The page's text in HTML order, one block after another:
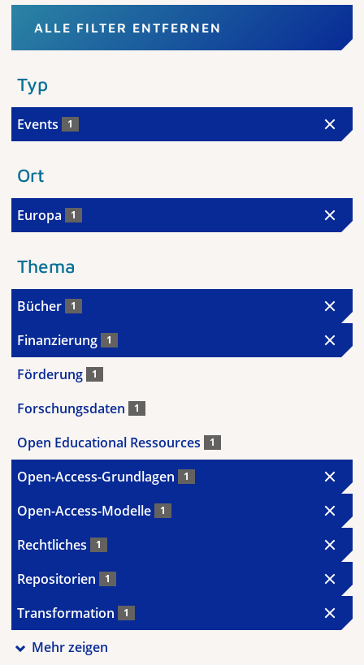
ALLE FILTER ENTFERNEN
Typ
Events 1
Ort
Europa 1
Thema
Bücher 1
Finanzierung 1
Förderung 1
Forschungsdaten 1
Open Educational Ressources 1
Open-Access-Grundlagen 1
Open-Access-Modelle 1
Rechtliches 1
Repositorien 1
Transformation 1
Mehr zeigen